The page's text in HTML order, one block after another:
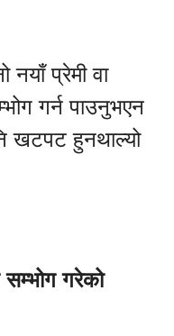
नयाँ प्रेमी वा
गर्न पाउनुभएन
खटपट हुनथाल्यो
गरेको